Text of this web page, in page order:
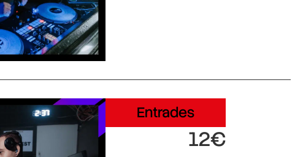
Entrades
12€